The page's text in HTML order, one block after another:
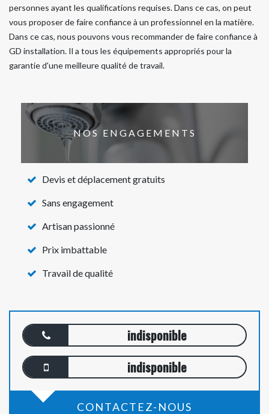
personnes ayant les qualifications requises. Dans ce cas, on peut
vous proposer de faire confiance à un professionnel en la matière.
Dans ce cas, nous pouvons vous recommander de faire confiance à
GD installation. Il a tous les équipements appropriés pour la
garantie d'une meilleure qualité de travail.
NOS ENGAGEMENTS
Devis et déplacement gratuits
Sans engagement
Artisan passionné
Prix imbattable
Travail de qualité
indisponible
indisponible
CONTACTEZ-NOUS